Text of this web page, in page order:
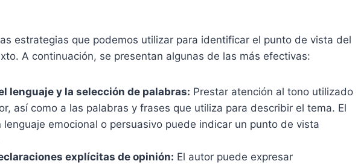
estrategias que podemos utilizar para identificar el punto de vista del
A continuación, se presentan algunas de las más efectivas:
lenguaje y la selección de palabras: Prestar atención al tono utilizado
así como a las palabras y frases que utiliza para describir el tema. El
lenguaje emocional o persuasivo puede indicar un punto de vista
explícitas de opinión: El autor puede expresar